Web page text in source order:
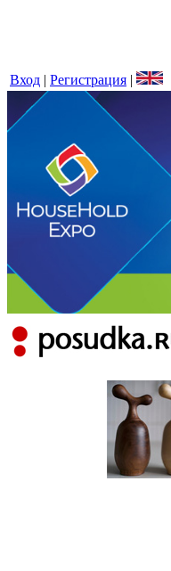
Вход | Регистрация |